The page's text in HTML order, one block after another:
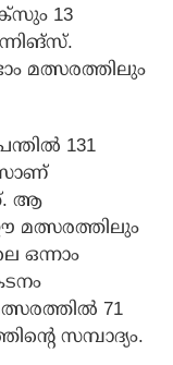
13
മത്സരത്തിലും
131
ആ
മത്സരത്തിലും
ഒന്നാം
71
സമ്പാദ്യം.